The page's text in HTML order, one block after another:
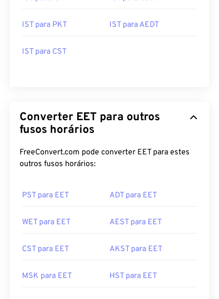
IST para PKT IST para AEDT
IST para CST
Converter EET para outros
fusos horários
FreeConvert.com pode converter EET para estes
outros fusos horários:
PST para EET ADT para EET
WET para EET AEST para EET
CST para EET AKST para EET
MSK para EET HST para EET